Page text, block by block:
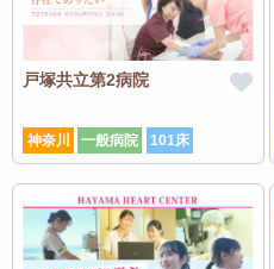
戸塚共立第2病院
神奈川 一般病院 101床